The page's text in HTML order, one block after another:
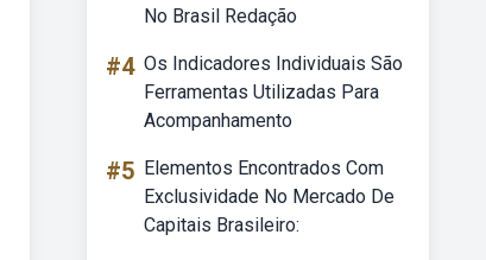
No Brasil Redação
#4 Os Indicadores Individuais São
Ferramentas Utilizadas Para
Acompanhamento
#5 Elementos Encontrados Com
Exclusividade No Mercado De
Capitais Brasileiro: